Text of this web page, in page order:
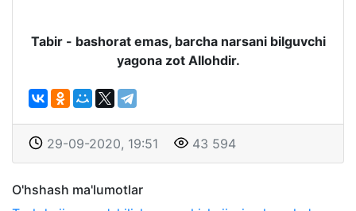
Tabir - bashorat emas, barcha narsani bilguvchi
yagona zot Allohdir.
29-09-2020, 19:51 43 594
O'hshash ma'lumotlar